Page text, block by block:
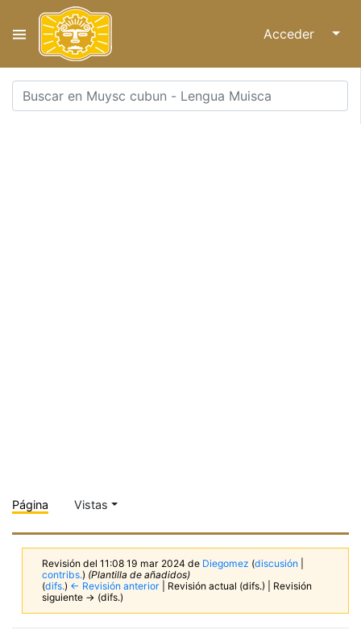
Acceder ↓
Página Vistas
Revisión del 11:08 19 mar 2024 de Diegomez (discusión
contribs.) (Plantilla de añadidos)
(difs.) ← Revisión anterior | Revisión actual (difs.) | Revisión
siguiente → (difs.)